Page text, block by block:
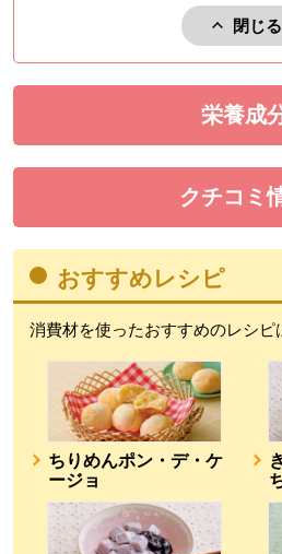
閉じる
アレ
栄養成
を
クチコミ
を
おすすめレシピ
消費材を使ったおすすめのレシピ
ちりめんポン・デ・ケ
ージョ